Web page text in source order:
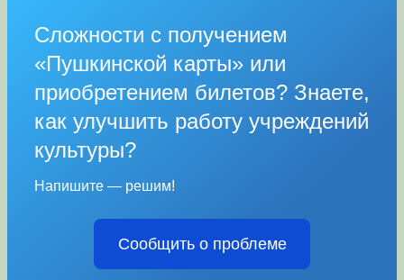
Сложности с получением
«Пушкинской карты» или
приобретением билетов? Знаете,
как улучшить работу учреждений
культуры?
Напишите — решим!
Сообщить о проблеме